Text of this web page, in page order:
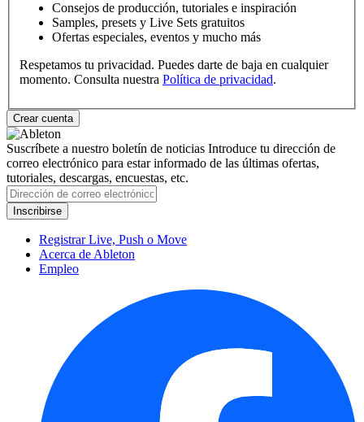
Consejos de producción, tutoriales e inspiración
Samples, presets y Live Sets gratuitos
Ofertas especiales, eventos y mucho más
Respetamos tu privacidad. Puedes darte de baja en cualquier
momento. Consulta nuestra Política de privacidad.
Suscríbete a nuestro boletín de noticias Introduce tu dirección de
correo electrónico para estar informado de las últimas ofertas,
tutoriales, descargas, encuestas, etc.
Registrar Live, Push o Move
Acerca de Ableton
Empleo